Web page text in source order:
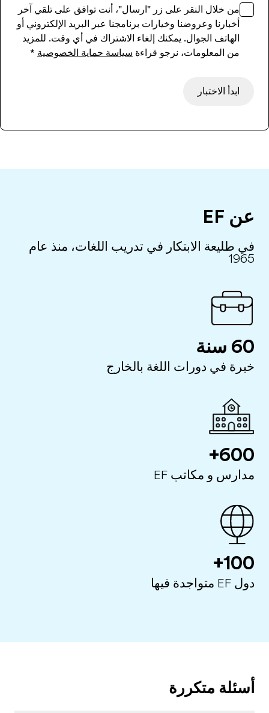
من خلال النقر على زر "ارسال"، أنت توافق على تلقي آخر
أخبارنا وعروضنا وخيارات برنامجنا عبر البريد الإلكتروني أو
الهاتف الجوال. يمكنك إلغاء الاشتراك في أي وقت. للمزيد
من المعلومات، نرجو قراءة سياسة حماية الخصوصية *
ابدأ الاختبار
عن EF
في طليعة الابتكار في تدريب اللغات، منذ عام
1965
60 سنة
خبرة في دورات اللغة بالخارج
600+
مدارس و مكاتب EF
100+
دول EF متواجدة فيها
أسئلة متكررة